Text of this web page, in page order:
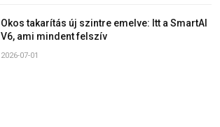
Okos takarítás új szintre emelve: Itt a SmartAI
V6, ami mindent felszív
2026-07-01